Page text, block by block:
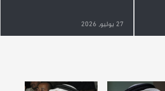
27 يوليو, 2026